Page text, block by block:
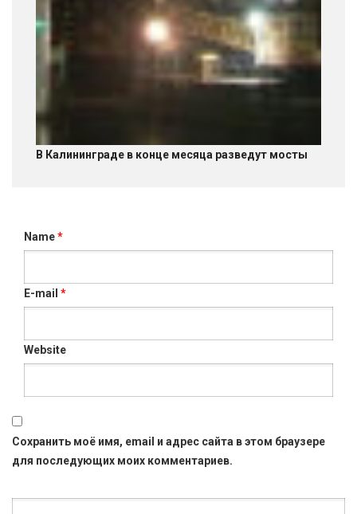
В Калининграде в конце месяца разведут мосты
Name*
E-mail *
Website
Сохранить моё имя, email и адрес сайта в этом браузере
для последующих моих комментариев.